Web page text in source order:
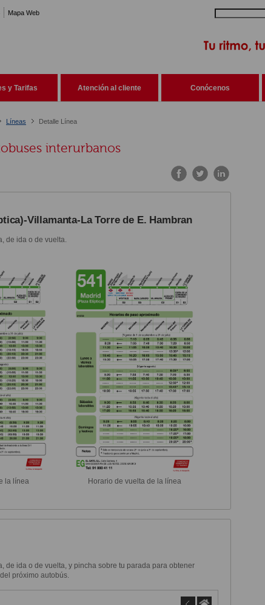
Mapa Web
y Tarifas Atención al cliente Conócenos
Líneas Detalle Línea
interurbanos
Villamanta-La Torre de E. Hambran
de ida o de vuelta.
la línea Horario de vuelta de la línea
de ida o de vuelta, y pincha sobre tu parada para obtener
próximo autobús.